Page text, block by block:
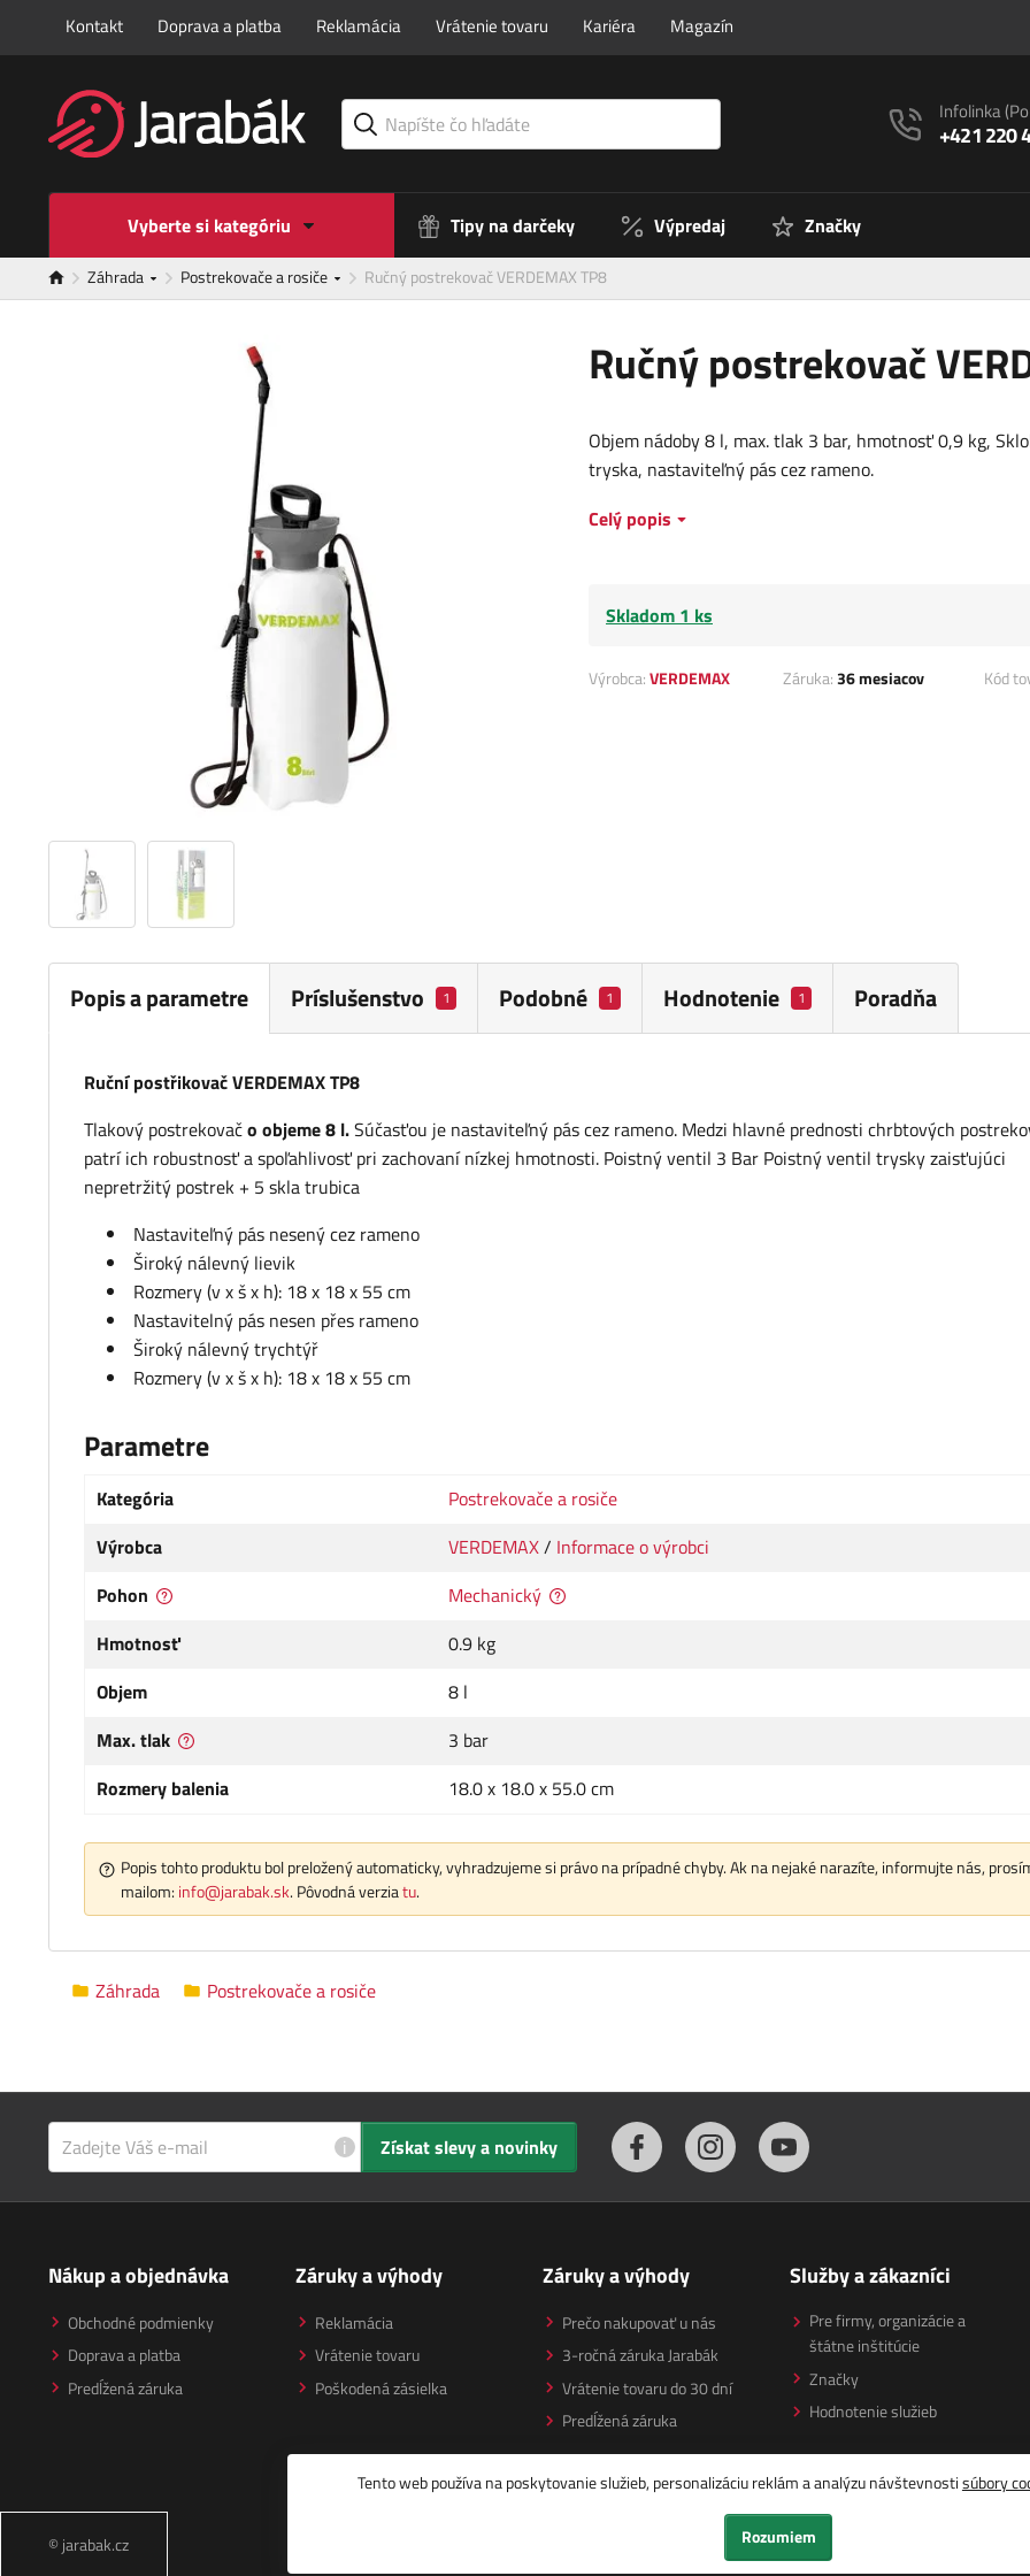
Kontakt Doprava a platba Reklamácia Vrátenie tovaru Kariéra Magazín
Infolinka
+421 220
Vyberte si kategóriu Tipy na darčeky Výpredaj Značky
Záhrada Postrekovače a rosiče Ručný postrekovač VERDEMAX TP8
Ručný postrekovač
Objem nádoby 8 l, max. tlak 3 bar, hmotnosť 0,9 kg,
tryska, nastaviteľný pás cez rameno.
Celý popis
Skladom 1 ks
Výrobca:VERDEMAX Záruka:36 mesiacov Kód
Popis a parametre Príslušenstvo 1 Podobné 1 Hodnotenie 1 Poradňa
Ruční postřikovač VERDEMAX TP8
Tlakový postrekovačo objeme 8 l.Súčasťou je nastaviteľný pás cez rameno. Medzi hlavné prednosti chrbtových
patrí ich robustnosť a spoľahlivosť pri zachovaní nízkej hmotnosti. Poistný ventil 3 Bar Poistný ventil trysky zaisťujúci
nepretržitý postrek + 5 skla trubica
Nastaviteľný pás nesený cez rameno
Široký nálevný lievik
Rozmery (v x š x h): 18 x 18 x 55 cm
Nastavitelný pás nesen přes rameno
Široký nálevný trychtýř
Rozmery (v x š x h): 18 x 18 x 55 cm
Parametre
Kategória
Postrekovače a rosiče
Výrobca
VERDEMAX/ Informace o výrobci
Pohon
Mechanický
Hmotnosť
0.9 kg
Objem
8 l
Max. tlak
3 bar
Rozmery balenia
18.0 x 18.0 x 55.0 cm
Popis tohto produktu bol preložený automaticky, vyhradzujeme si právo na prípadné chyby. Ak na nejaké narazíte, informujte nás,
mailom: info@jarabak.sk. Pôvodná verziatu.
Záhrada Postrekovače a rosiče
i Získat slevy a novinky
Nákup a objednávka
Obchodné podmienky
Doprava a platba
Predĺžená záruka
Záruky a výhody
Reklamácia
Vrátenie tovaru
Poškodená zásielka
Záruky a výhody
Prečo nakupovať u nás
3-ročná záruka Jarabák
Vrátenie tovaru do 30 dní
Predĺžená záruka
Služby a zákazníci
Pre firmy, organizácie a
štátne inštitúcie
Značky
Hodnotenie služieb
© jarabak.cz
Tento web používa na poskytovanie služieb, personalizáciu reklám a analýzu návštevnostisúbory
Rozumiem